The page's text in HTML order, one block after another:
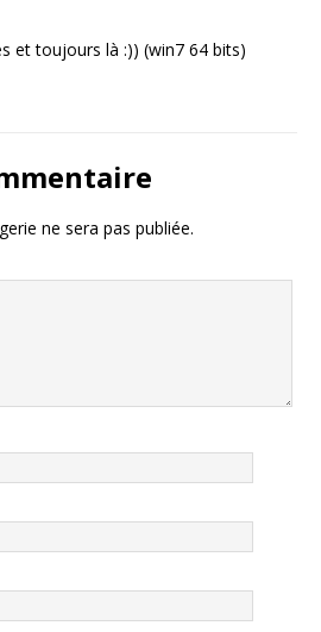
et toujours là :)) (win7 64 bits)
ne sera pas publiée.